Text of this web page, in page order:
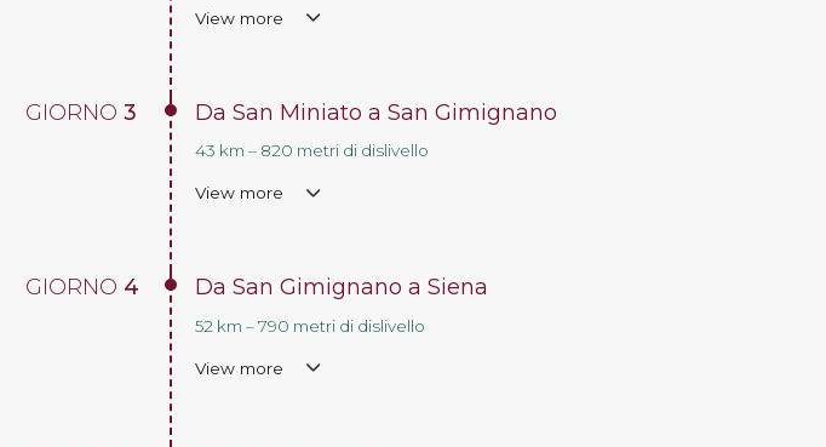
View more
GIORNO3 Da San Miniato a San Gimignano
43 km – 820 metri di dislivello
View more
GIORNO 4 Da San Gimignano a Siena
52 km – 790 metri di dislivello
View more
Contatti